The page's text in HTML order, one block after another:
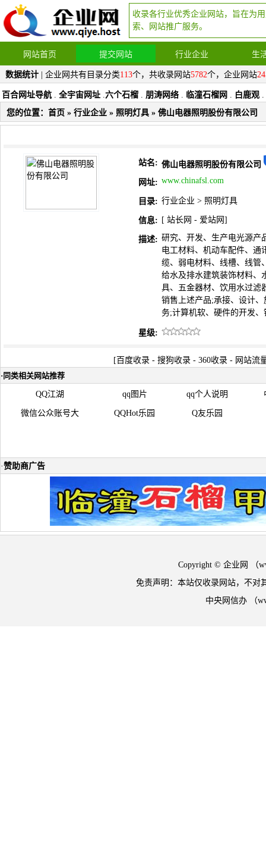
收录各行业优秀企业网站，旨在为
索、网站推广服务。
网站首页 提交网站 行业企业 生
数据统计 | 企业网共有目录分类113个，共收录网站5782个，企业网站
百合网址导航 . 全宇宙网址 .六个石榴 . 朋涛网络 . 临潼石榴网 . 白鹿观 .
您的位置： 首页 » 行业企业 » 照明灯具 » 佛山电器照明股份有限公司
站名: 佛山电器照明股份有限公司
网址: www.chinafsl.com
目录: 行业企业 > 照明灯具
信息: [ 站长网 - 爱站网 ]
描述: 研究、开发、生产电光源产
电工材料、机动车配件、通
缆、弱电材料、线槽、线管
给水及排水建筑装饰材料、
具、五金器材、饮用水过滤
销售上述产品;承接、设计
务;计算机软、硬件的开发
星级:
[ 百度收录 - 搜狗收录 - 360收录 - 网站流
· 同类相关网站推荐
QQ江湖 qq图片 qq个人说明
微信公众账号大 QQHot乐园 Q友乐园
·赞助商广告
Copyright © 企业网 （
免责声明：本站仅收录网站，不对
中央网信办 （